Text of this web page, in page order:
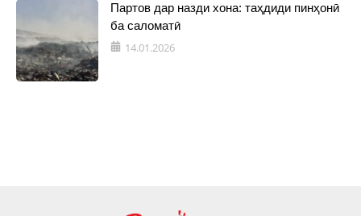
Партов дар назди хона: таҳдиди пинҳонӣ
ба саломатӣ
14.01.2026